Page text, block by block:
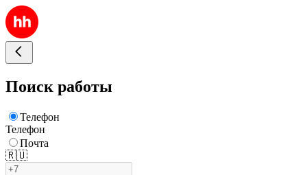
Поиск работы
Телефон
Телефон
Почта
🇷🇺